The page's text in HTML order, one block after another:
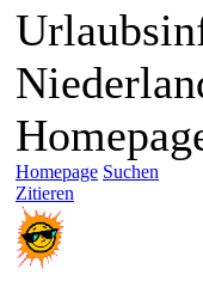
Homepage Suchen
Zitieren